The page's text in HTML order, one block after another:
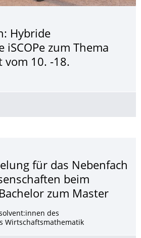
Hybride
iSCOPe zum Thema
vom 10. -18.
für das Nebenfach
beim
zum Master
des
Wirtschaftsmathematik